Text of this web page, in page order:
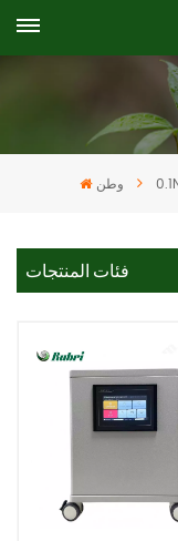
وطن
فئات المنتجات